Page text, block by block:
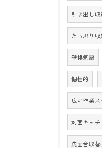
引き出し収
たっぷり収
壁換気扇
個性的
広い作業ス
対面キッチ
洗面台取替